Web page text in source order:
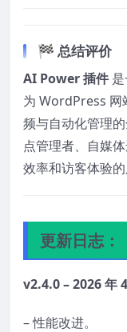
🏁 总结评价
AI Power 插件
为 WordPress 网
频与自动化管理
点管理者、自媒
效率和访客体验的
更新日志：
v2.4.0 – 2026 年
– 性能改进。